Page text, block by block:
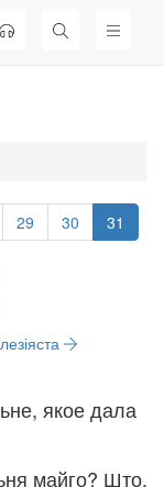
29 30 31
якое дала
майго? Што,